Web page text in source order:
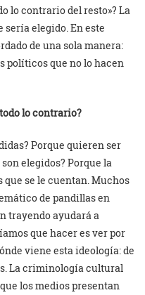
lo contrario del resto»? La
elegido. En este
de una sola manera:
políticos que no lo hacen
lo contrario?
Porque quieren ser
elegidos? Porque la
se le cuentan. Muchos
de pandillas en
trayendo ayudará a
que hacer es ver por
viene esta ideología: de
La criminología cultural
los medios presentan